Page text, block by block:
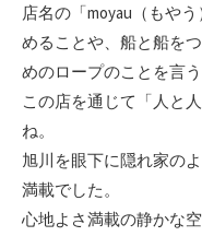
店名の「moyau（もや
めることや、船と船を
めのロープのことを言
この店を通じて「人と
ね。
旭川を眼下に隠れ家の
満載でした。
心地よさ満載の静かな